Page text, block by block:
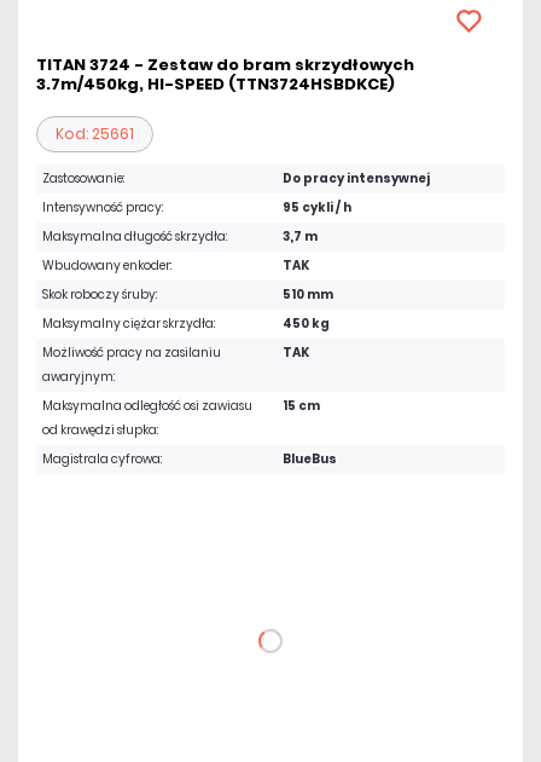
TITAN 3724 - Zestaw do bram skrzydłowych
3.7m/450kg, HI-SPEED (TTN3724HSBDKCE)
Kod: 25661
Zastosowanie:
Do pracy intensywnej
Intensywność pracy:
95 cykli / h
Maksymalna długość skrzydła:
3,7 m
Wbudowany enkoder:
TAK
Skok roboczy śruby:
510 mm
Maksymalny ciężar skrzydła:
450 kg
Możliwość pracy na zasilaniu
awaryjnym:
TAK
Maksymalna odległość osi zawiasu
od krawędzi słupka:
15 cm
Magistrala cyfrowa: BlueBus
DO KOSZYKA